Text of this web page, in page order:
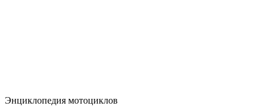
Энциклопедия мотоциклов